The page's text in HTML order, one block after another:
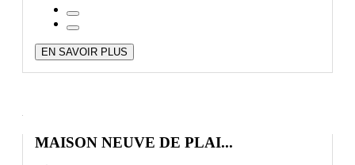
EN SAVOIR PLUS
MAISON NEUVE DE PLAI...